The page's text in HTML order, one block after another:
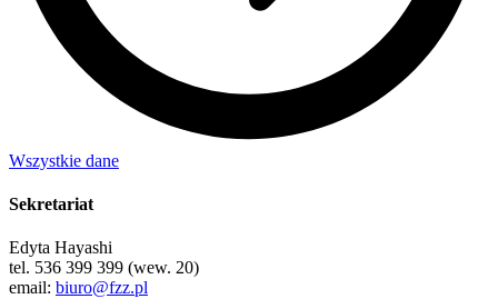
Wszystkie dane
Sekretariat
Edyta Hayashi
tel. 536 399 399 (wew. 20)
email: biuro@fzz.pl